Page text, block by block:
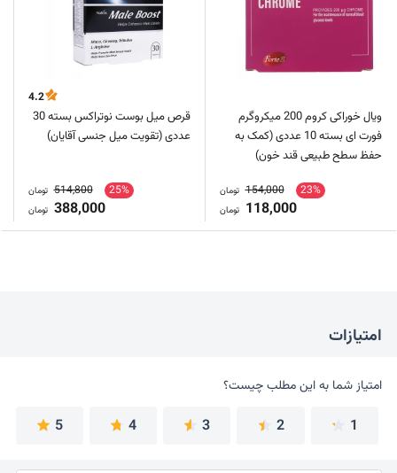
ویال خوراکی کروم 200 میکروگرم
فورت ای بسته 10 عددی (کمک به
حفظ سطح طبیعی قند خون)
23%
154,000 تومان
118,000 تومان
4.2
قرص میل بوست نوتراکس بسته 30
عددی (تقویت میل جنسی آقایان)
25%
514,800 تومان
388,000 تومان
امتیازات
امتیاز شما به این مطلب چیست؟
امتیاز شما به این مطلب چیست؟
1
2
3
4
5